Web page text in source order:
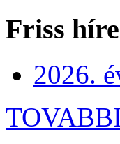
Friss
2026.